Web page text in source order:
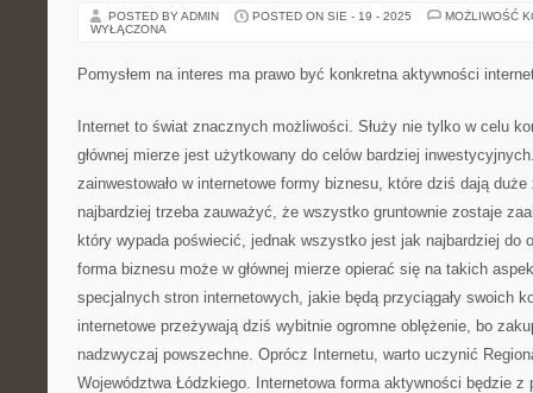
POSTED BY ADMIN POSTED ON SIE - 19 - 2025
MOŻLIWOŚĆ
WYŁĄCZONA
Pomysłem na interes ma prawo być konkretna aktywności
Internet to świat znacznych możliwości. Służy nie tylko w celu
głównej mierze jest użytkowany do celów bardziej
zainwestowało w internetowe formy biznesu, które dziś dają
najbardziej trzeba zauważyć, że wszystko gruntownie zostaje
który wypada poświecić, jednak wszystko jest jak najbardziej do
forma biznesu może w głównej mierze opierać się na takich
specjalnych stron internetowych, jakie będą przyciągały swoich
internetowe przeżywają dziś wybitnie ogromne oblężenie, bo
nadzwyczaj powszechne. Oprócz Internetu, warto uczynić
Województwa Łódzkiego. Internetowa forma aktywności będzie z